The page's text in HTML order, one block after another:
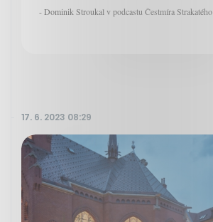
- Dominik Stroukal v podcastu Čestmíra Strakatého
17. 6. 2023 08:29